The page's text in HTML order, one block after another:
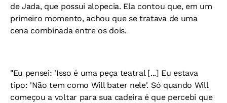
de Jada, que possui alopecia. Ela contou que, em um
primeiro momento, achou que se tratava de uma
cena combinada entre os dois.
"Eu pensei: 'Isso é uma peça teatral [...] Eu estava
tipo: 'Não tem como Will bater nele'. Só quando Will
começou a voltar para sua cadeira é que percebi que